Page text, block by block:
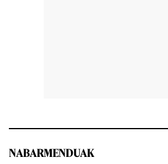
NABARMENDUAK